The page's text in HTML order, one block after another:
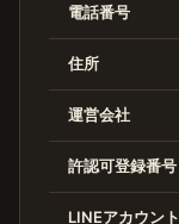
電話番号
住所
運営会社
許認可登録番号
LINEアカウント